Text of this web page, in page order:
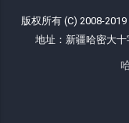
版权所有 (C) 2008-
地址：新疆哈密大